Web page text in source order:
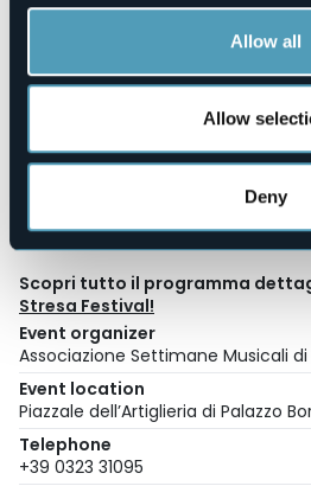
Allow all
Allow
Deny
Su prenotazione, a pagamento.
via Carducci, 38 – Stresa (VB)
Da lunedì a venerdì: 10:00 – 13:00.
Nei soli giorni di concerto: 10:00 –
In sede di concerto la biglietteria
dell’inizio.
Scopri tutto il programma
Stresa Festival!
Event organizer
Associazione Settimane Musicali di
Event location
Piazzale dell’Artiglieria di Palazzo
Telephone
+39 0323 31095